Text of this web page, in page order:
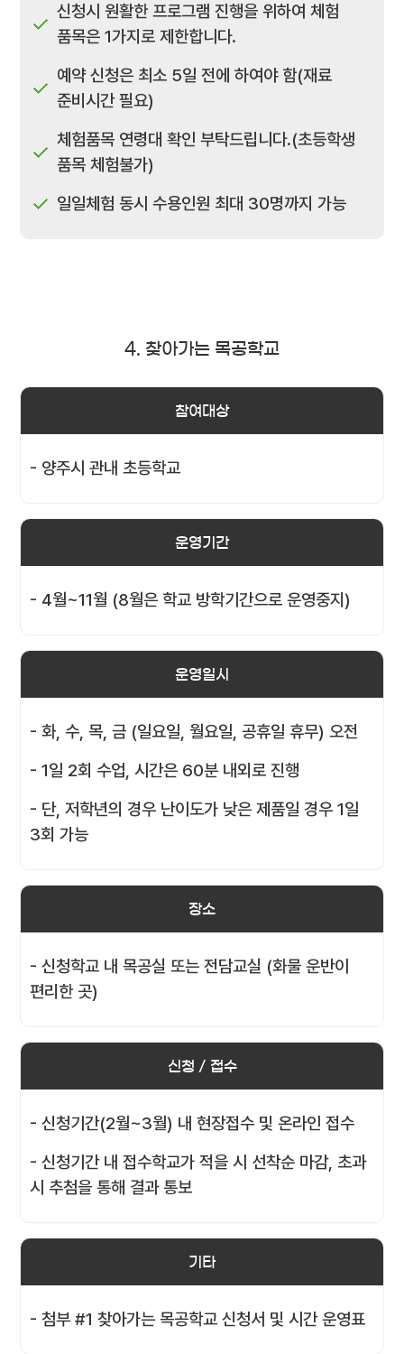
신청시 원활한 프로그램 진행을 위하여 체험
품목은 1가지로 제한합니다.
예약 신청은 최소 5일 전에 하여야 함(재료
준비시간 필요)
체험품목 연령대 확인 부탁드립니다.(초등학생
품목 체험불가)
일일체험 동시 수용인원 최대 30명까지 가능
4. 찾아가는 목공학교
참여대상
- 양주시 관내 초등학교
운영기간
- 4월~11월 (8월은 학교 방학기간으로 운영중지)
운영일시
- 화, 수, 목, 금 (일요일, 월요일, 공휴일 휴무) 오전
- 1일 2회 수업, 시간은 60분 내외로 진행
- 단, 저학년의 경우 난이도가 낮은 제품일 경우 1일
3회 가능
장소
- 신청학교 내 목공실 또는 전담교실 (화물 운반이
편리한 곳)
신청 / 접수
- 신청기간(2월~3월) 내 현장접수 및 온라인 접수
- 신청기간 내 접수학교가 적을 시 선착순 마감, 초과
시 추첨을 통해 결과 통보
기타
- 첨부 #1 찾아가는 목공학교 신청서 및 시간 운영표